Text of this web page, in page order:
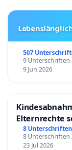
507
9 Unterschriften
9 Jun 2026
Elternrechte
8 Unterschriften
8 Unterschriften
23 Jul 2026